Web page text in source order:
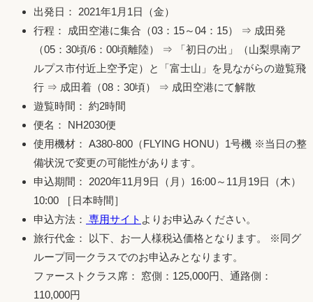
出発日： 2021年1月1日（金）
行程： 成田空港に集合（03：15～04：15） ⇒ 成田発
（05：30頃/6：00頃離陸） ⇒ 「初日の出」（山梨県南ア
ルプス市付近上空予定）と「富士山」を見ながらの遊覧飛
行 ⇒ 成田着（08：30頃） ⇒ 成田空港にて解散
遊覧時間： 約2時間
便名： NH2030便
使用機材： A380-800（FLYING HONU）1号機 ※当日の整
備状況で変更の可能性があります。
申込期間： 2020年11月9日（月）16:00～11月19日（木）
10:00 ［日本時間］
申込方法： 専用サイト よりお申込みください。
旅行代金： 以下、お一人様税込価格となります。 ※同グ
ループ同一クラスでのお申込みとなります。
ファーストクラス席： 窓側：125,000円、通路側：
110,000円